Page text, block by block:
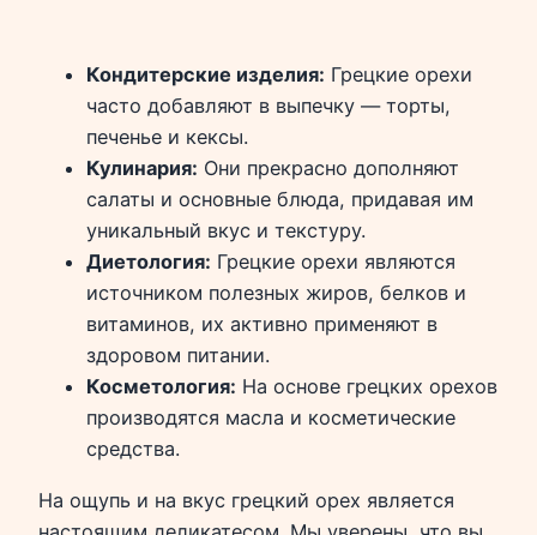
Кондитерские изделия: Грецкие орехи
часто добавляют в выпечку — торты,
печенье и кексы.
Кулинария: Они прекрасно дополняют
салаты и основные блюда, придавая им
уникальный вкус и текстуру.
Диетология: Грецкие орехи являются
источником полезных жиров, белков и
витаминов, их активно применяют в
здоровом питании.
Косметология: На основе грецких орехов
производятся масла и косметические
средства.
На ощупь и на вкус грецкий орех является